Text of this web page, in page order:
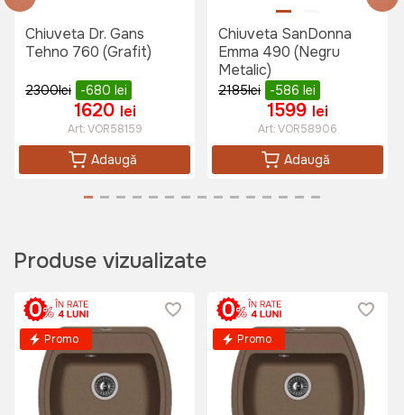
Baterie bucatarie SanDonna SOLO
(Bej)
Art:VOR58820
650 lei
VOR58336
1495 lei
1120 lei
Baterie bucatarie Sandonna ANDRA
Chiuveta Dr. Gans
Tehno 760 (Grafit)
2300lei -680 lei
1620 lei
Art:VOR58159
Adaugă
Chiuveta SanDonna
Emma 490 (Negru
Metalic)
2185lei -586 lei
1599 lei
Art:VOR58906
Adaugă
Produse vizualizate
Promo Promo